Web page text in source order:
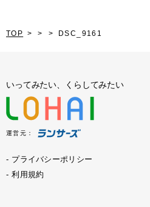
TOP DSC_9161
いってみたい、くらしてみたい
運営元：
プライバシーポリシー
利用規約